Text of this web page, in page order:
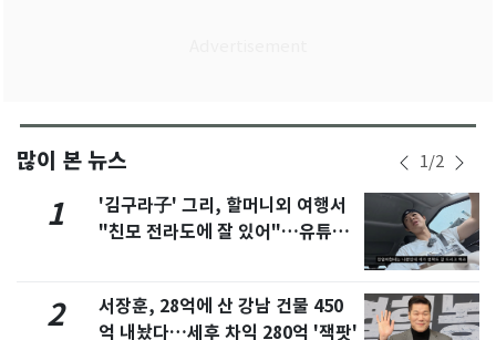
많이 본 뉴스 1/2
1
'김구라子' 그리, 할머니외 여행서
"친모 전라도에 잘 있어"…유튜브
2
서장훈, 28억에 산 강남 건물 450
억 내놨다…세후 차익 280억 '잭팟'